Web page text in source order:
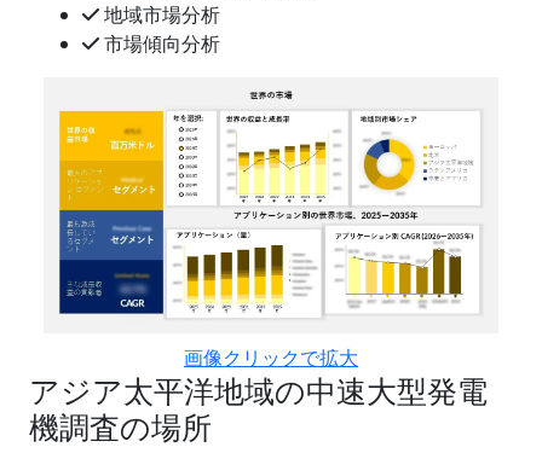
地域市場分析
市場傾向分析
画像クリックで拡大
アジア太平洋地域の中速大型発電
機調査の場所